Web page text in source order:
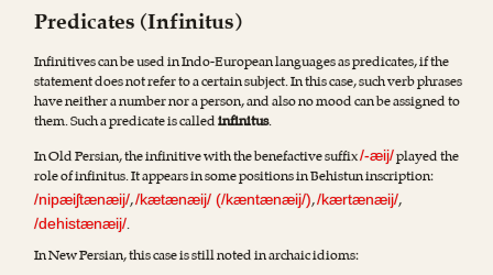
Predicates (Infinitus)
Infinitives can be used in Indo-European languages as predicates, if the
statement does not refer to a certain subject. In this case, such verb phrases
have neither a number nor a person, and also no mood can be assigned to
them. Such a predicate is calledinfinitus.
In Old Persian, the infinitive with the benefactive suffix/-æij/played the
role of infinitus. It appears in some positions in Behistun inscription:
/nipæiʃtænæij/,/kætænæij/ (/kæntænæij/),/kærtænæij/,
/dehistænæij/.
In New Persian, this case is still noted in archaic idioms: